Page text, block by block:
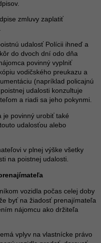
zmluvy zaplatiť
udalosť Polícii ihneď a
do dvoch dní odo dňa
povinný vyplniť
vodičského preukazu a
(napríklad policajnú
udalosti konzultuje
a riadi sa jeho pokynmi.
je povinný urobiť také
udalosťou alebo
v plnej výške všetky
na poistnej udalosti.
vozidla počas celej doby
byť na žiadosť prenajímateľa
nájomcu ako držiteľa
vplyv na vlastnícke právo